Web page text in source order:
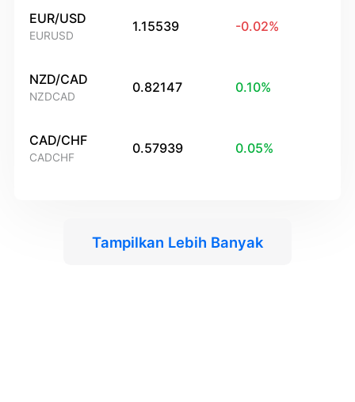
EUR/USD
EURUSD
1.15539 -0.02%
NZD/CAD
NZDCAD
0.82147 0.10%
CAD/CHF
CADCHF
0.57939 0.05%
Tampilkan Lebih Banyak